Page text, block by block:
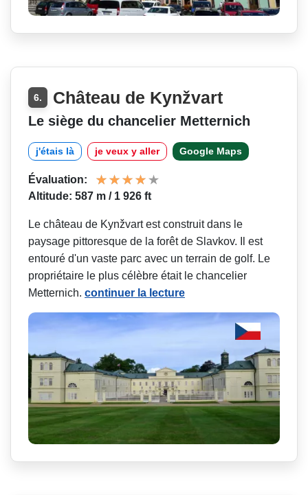
6. Château de Kynžvart
Le siège du chancelier Metternich
j'étais là je veux y aller Google Maps
Évaluation:
Altitude: 587 m / 1 926 ft
Le château de Kynžvart est construit dans le
paysage pittoresque de la forêt de Slavkov. Il est
entouré d'un vaste parc avec un terrain de golf. Le
propriétaire le plus célèbre était le chancelier
Metternich. continuer la lecture